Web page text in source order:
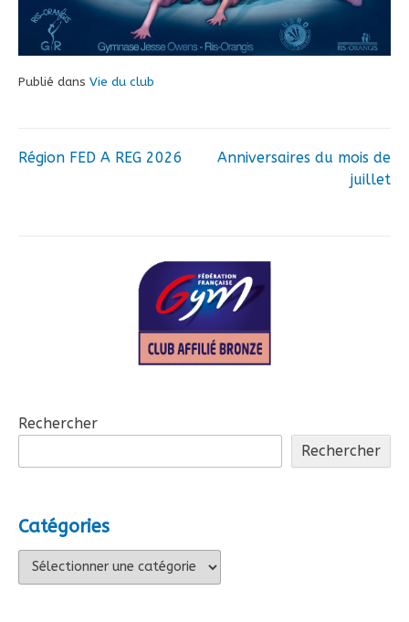
Publié dans Vie du club
Navigation
Région FED A REG 2026
Anniversaires du mois de
juillet
Rechercher
Rechercher
Catégories
Catégories